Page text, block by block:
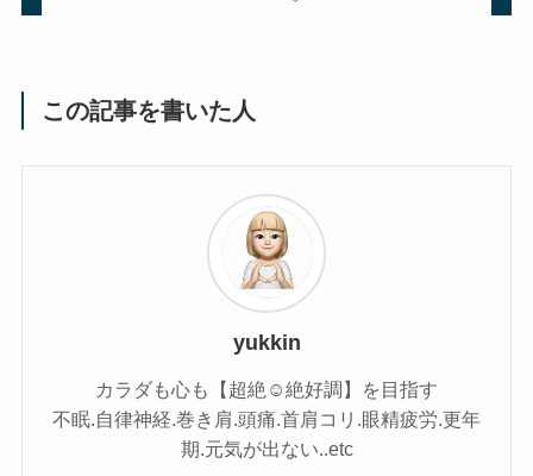
この記事を書いた人
yukkin
カラダも心も【超絶☺︎絶好調】を目指す
不眠.自律神経.巻き肩.頭痛.首肩コリ.眼精疲労.更年
期.元気が出ない..etc